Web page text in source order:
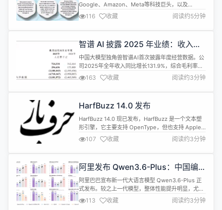
Google、Amazon、Meta等科技巨头，以及
Pinterest、Atlassian等中型企业纷纷宣布大规模裁
员计划。与以往不同的是，这次高管们不再用"效率
优化"、"纠正过度招聘"或"精简管理层级"等老套说
BBC报道，科技投资者Terrence Rohan...
116 收藏 阅读约5分钟
智谱 AI 披露 2025 年业绩：收入增
长 131.9%，毛利率达 41%
中国大模型独角兽智谱AI首次披露年度经营数据。公
司2025年全年收入同比增长131.9%，综合毛利率达
到41%，展现出强劲的商业化增长势头。 财报显示，
智谱2025年营收7.24亿元，同比增长131.9%；毛利
2.97亿元，同比增长68.7%；毛利率为41.0%，较上
元，经调整后净亏损31.82亿元；研...
163 收藏 阅读约3分钟
HarfBuzz 14.0 发布
HarfBuzz 14.0 现已发布，HarfBuzz 是一个文本塑
形引擎，它主要支持 OpenType，但也支持 Apple
Advanced Typography。HarfBuzz 被用于
Android、Chrome、chromeOS、Firefox、
GNOME、GTK+、KDE、LibreOffice、
107 收藏 阅读约3分钟
阿里发布 Qwen3.6-Plus：中国编
程能力最强的模型
阿里巴巴宣布新一代大语言模型 Qwen3.6-Plus 正
式发布。较之上一代模型，整体性能提升明显，尤其
是编程Coding能力、智能体Agent能力和工具调用
能力都实现了全面跃升，同时深度适配主流Agent框
113 收藏 阅读约3分钟